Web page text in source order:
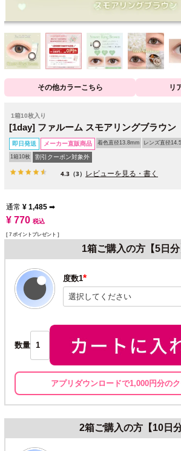
その他カラーこちら リ
1箱10枚入り
[1day] ファルーム スモアリングブラウン
即日発送 メーカー直販商品 着色直径13.8mm レンズ直径
1箱10枚 割引クーポン対象外
4.3 （3） レビューを見る・書く
通常 ¥ 1,485 ➡
¥ 770 税込
[ 7 ポイントプレゼント ]
1箱ご購入の方【5日分
度数1
(必
須)
数量
アプリダウンロードで1,000円分の
2箱ご購入の方【10日分